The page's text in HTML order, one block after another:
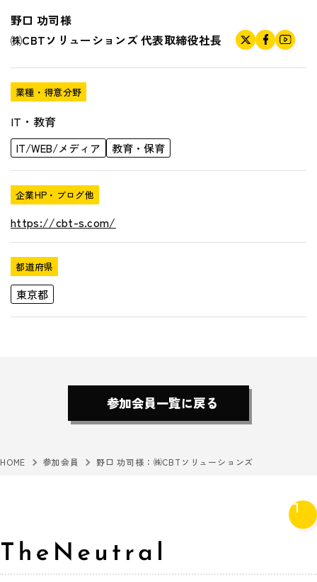
野口 功司様
㈱CBTソリューションズ代表取締役社長
業種・得意分野
IT・教育
IT/WEB/メディア 教育・保育
企業HP・ブログ他
https://cbt-s.com/
都道府県
東京都
参加会員一覧に戻る
HOME 参加会員 野口 功司様：㈱CBTソリューションズ